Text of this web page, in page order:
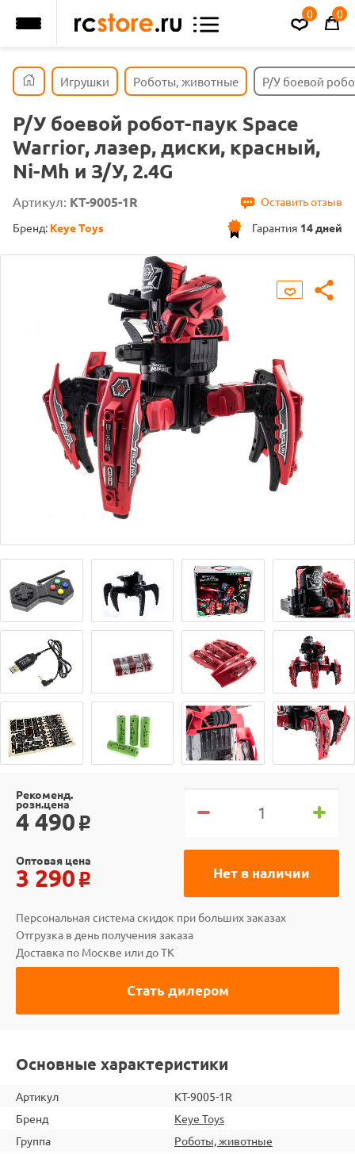
0 0
Игрушки Роботы, животные Р/У боевой
Р/У боевой робот-паук Space
Warrior, лазер, диски, красный,
Ni-Mh и З/У, 2.4G
Артикул: KT-9005-1R
Оставить отзыв
Гарантия 14 дней
Бренд: Keye Toys
Рекоменд.
розн.цена
4 490 o
Нет в наличии
Оптовая цена
3 290 o
Персональная система скидок при больших заказах
Отгрузка в день получения заказа
Доставка по Москве или до ТК
Стать дилером
Основные характеристики
Артикул
KT-9005-1R
Бренд
Keye Toys
Группа
Роботы, животные